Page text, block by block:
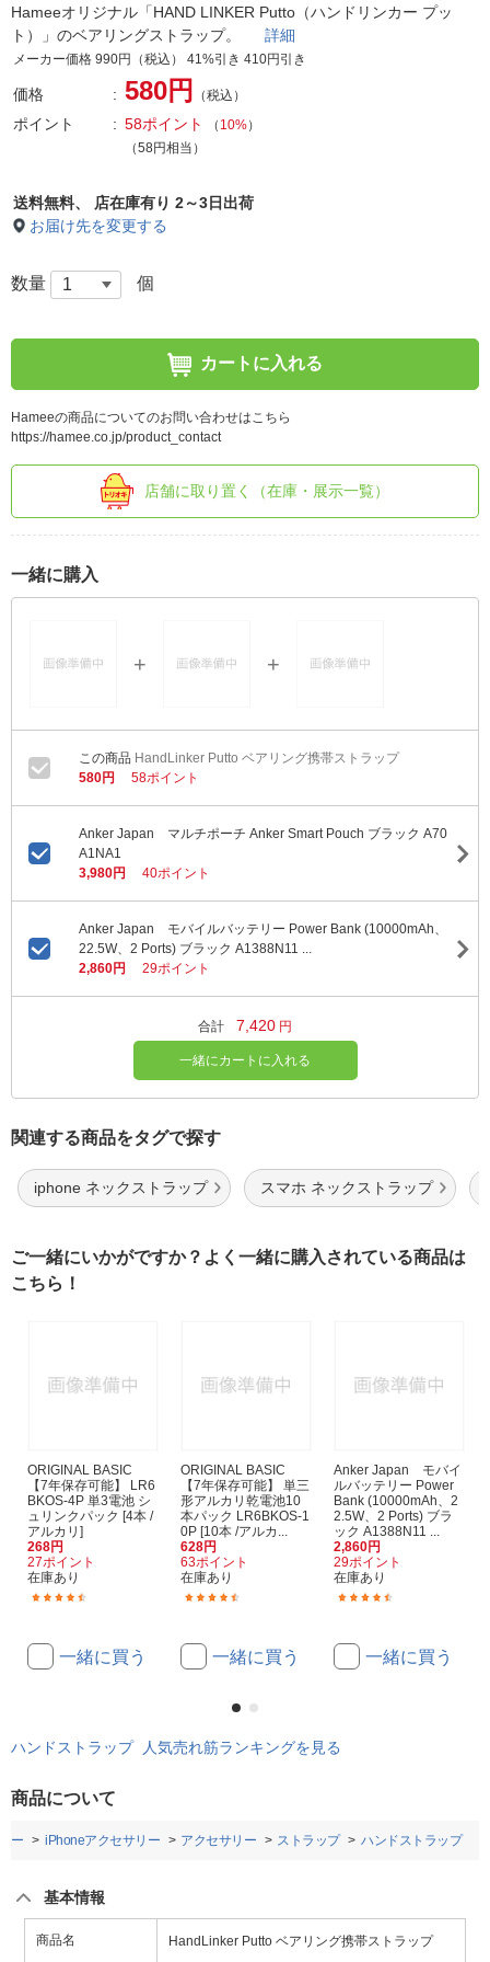
Hameeオリジナル「HAND LINKER Putto（ハンドリンカー プッ
ト）」のベアリングストラップ。 詳細
メーカー価格 990円（税込） 41%引き 410円引き
価格 580円 （税込）
ポイント 58ポイント （ 10%）
（58円相当）
送料無料、
店在庫有り 2～3日出荷
お届け先を変更する
数量 個
カートに入れる
Hameeの商品についてのお問い合わせはこちら
https://hamee.co.jp/product_contact
店舗に取り置く（在庫・展示一覧）
一緒に購入
HandLinker Putto ベアリング携帯ストラップ
580円
58ポイント
Anker Japan マルチポーチ Anker Smart Pouch ブラック A70
A1NA1
3,980円
40ポイント
Anker Japan モバイルバッテリー Power Bank (10000mAh、
22.5W、2 Ports) ブラック A1388N11 ...
2,860円
29ポイント
合計 7,420 円
一緒にカートに入れる
関連する商品をタグで探す
iphone ネックストラップ スマホ ネックストラップ
ご一緒にいかがですか？よく一緒に購入されている商品は
こちら！
ORIGINAL BASIC
【7年保存可能】 LR6
BKOS-4P 単3電池 シ
ュリンクパック [4本 /
アルカリ]
268円
27ポイント
在庫あり
一緒に買う
ORIGINAL BASIC
【7年保存可能】 単三
形アルカリ乾電池10
本パック LR6BKOS-1
0P [10本 /アルカ...
628円
63ポイント
在庫あり
一緒に買う
Anker Japan モバイ
ルバッテリー Power
Bank (10000mAh、2
2.5W、2 Ports) ブラ
ック A1388N11 ...
2,860円
29ポイント
在庫あり
一緒に買う
ハンドストラップ 人気売れ筋ランキングを見る
商品について
ー iPhoneアクセサリー アクセサリー ストラップ ハンドストラップ
基本情報
商品名 HandLinker Putto ベアリング携帯ストラップ